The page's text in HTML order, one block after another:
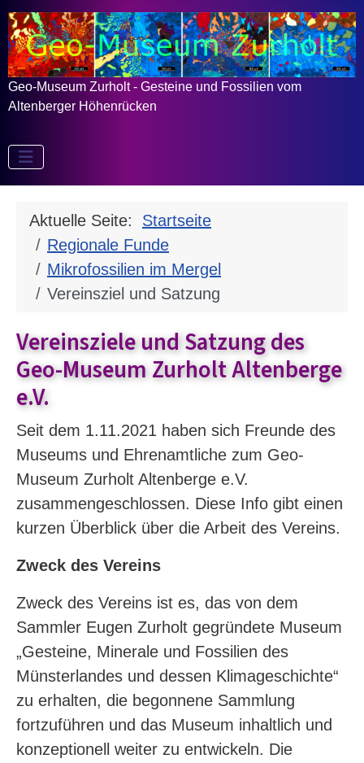
Geo-Museum Zurholt - Gesteine und Fossilien vom
Altenberger Höhenrücken
Aktuelle Seite: Startseite
Regionale Funde
Mikrofossilien im Mergel
Vereinsziel und Satzung
Vereinsziele und Satzung des
Geo-Museum Zurholt Altenberge
e.V.
Seit dem 1.11.2021 haben sich Freunde des
Museums und Ehrenamtliche zum Geo-
Museum Zurholt Altenberge e.V.
zusammengeschlossen. Diese Info gibt einen
kurzen Überblick über die Arbeit des Vereins.
Zweck des Vereins
Zweck des Vereins ist es, das von dem
Sammler Eugen Zurholt gegründete Museum
„Gesteine, Minerale und Fossilien des
Münsterlandes und dessen Klimageschichte“
zu erhalten, die begonnene Sammlung
fortzuführen und das Museum inhaltlich und
konzeptionell weiter zu entwickeln. Die